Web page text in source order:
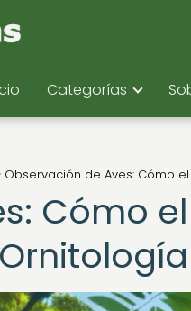
Categorías
Observación de Aves: Cómo
Cómo